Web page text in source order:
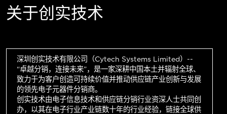
关于创实技术
深圳创实技术有限公司（Cytech Systems Limited）--
“卓越分销，连接未来”，是一家深耕中国本土并辐射全球、
致力于为客户创造可持续价值并推动供应链产业创新与发展
的领先电子元器件分销商。
创实技术由电子信息技术和供应链分销行业资深人士共同创
办，以其在电子行业产业链数十年的行业经验，链接全球供